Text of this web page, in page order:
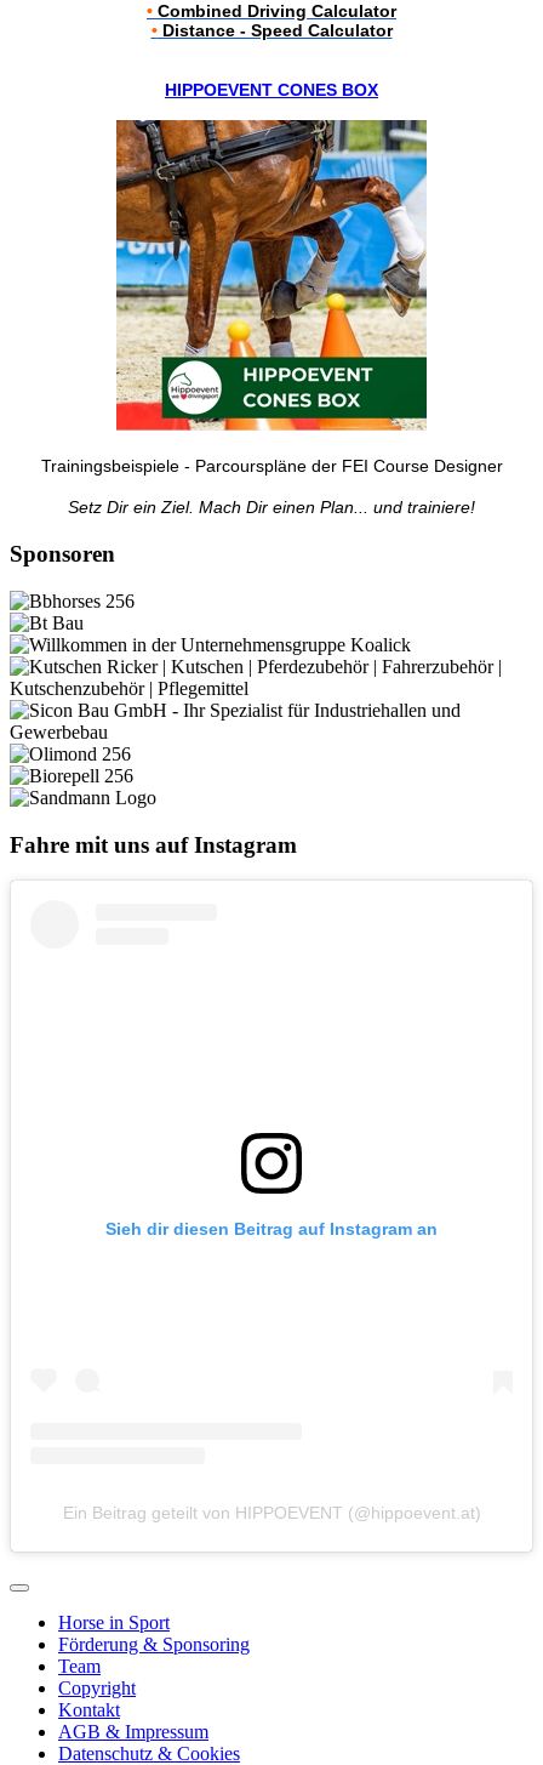
• Combined Driving Calculator
•Distance - Speed Calculator
HIPPOEVENT CONES BOX
Trainingsbeispiele - Parcourspläne der FEI Course Designer
Setz Dir ein Ziel. Mach Dir einen Plan... und trainiere!
Sponsoren
Fahre mit uns auf Instagram
Sieh dir diesen Beitrag auf Instagram an
Ein Beitrag geteilt von HIPPOEVENT (@hippoevent.at)
Horse in Sport
Förderung & Sponsoring
Team
Copyright
Kontakt
AGB & Impressum
Datenschutz & Cookies